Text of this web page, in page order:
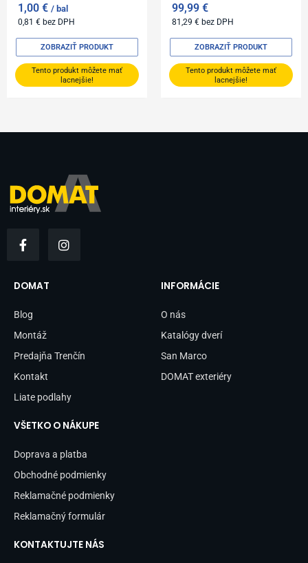
1,00€ bal
0,81€ bez DPH
Tento produkt môžete mať
lacnejšie!
ZOBRAZIŤ PRODUKT
99,99€
81,29€ bez DPH
Tento produkt môžete mať
lacnejšie!
ZOBRAZIŤ PRODUKT
a
b
o
k
-
n
DOMAT
Blog
Montáž
Predajňa Trenčín
Kontakt
Liate podlahy
INFORMÁCIE
O nás
Katalógy dverí
San Marco
DOMAT exteriéry
VŠETKO O NÁKUPE
Doprava a platba
Obchodné podmienky
Reklamačné podmienky
Reklamačný formulár
KONTAKTUJTE NÁS